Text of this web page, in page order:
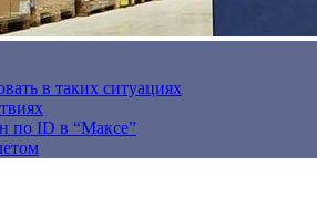
в таких ситуациях
по ID в “Максе”